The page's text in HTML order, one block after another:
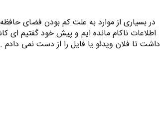
داشت تا فلان ویدئو یا فایل را از دست نمی